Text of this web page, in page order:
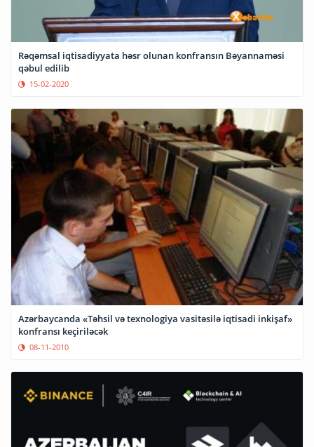
Rəqəmsal iqtisadiyyata həsr olunan konfransın Bəyannaməsi
qəbul edilib
15-02-2020
Azərbaycanda «Təhsil və texnologiya vasitəsilə iqtisadi inkişaf»
konfransı keçiriləcək
08-11-2010